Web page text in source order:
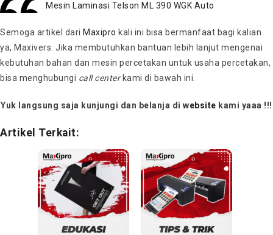
Mesin Laminasi Telson ML 390 WGK Auto
Semoga artikel dari Maxipro kali ini bisa bermanfaat bagi kalian
ya, Maxivers. Jika membutuhkan bantuan lebih lanjut mengenai
kebutuhan bahan dan mesin percetakan untuk usaha percetakan,
bisa menghubungi call center kami di bawah ini.
Yuk langsung saja kunjungi dan belanja diwebsite kami yaaa !!!
Artikel Terkait: